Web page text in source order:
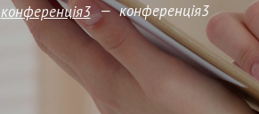
конференція3 — конференція3